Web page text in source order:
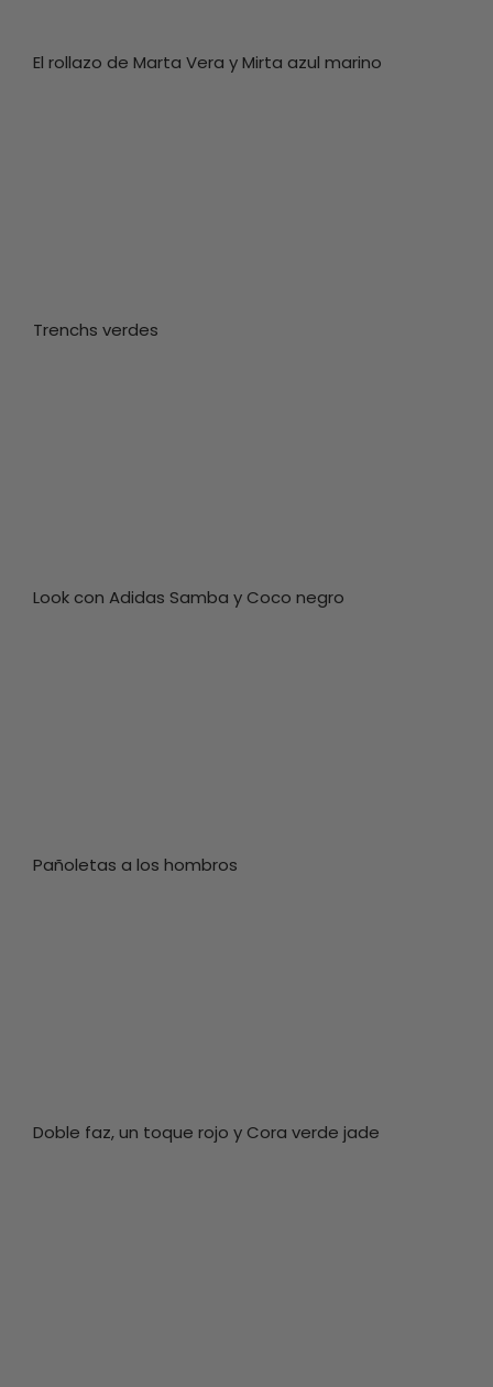
El rollazo de Marta Vera y Mirta azul marino
Trenchs verdes
Look con Adidas Samba y Coco negro
Pañoletas a los hombros
Doble faz, un toque rojo y Cora verde jade